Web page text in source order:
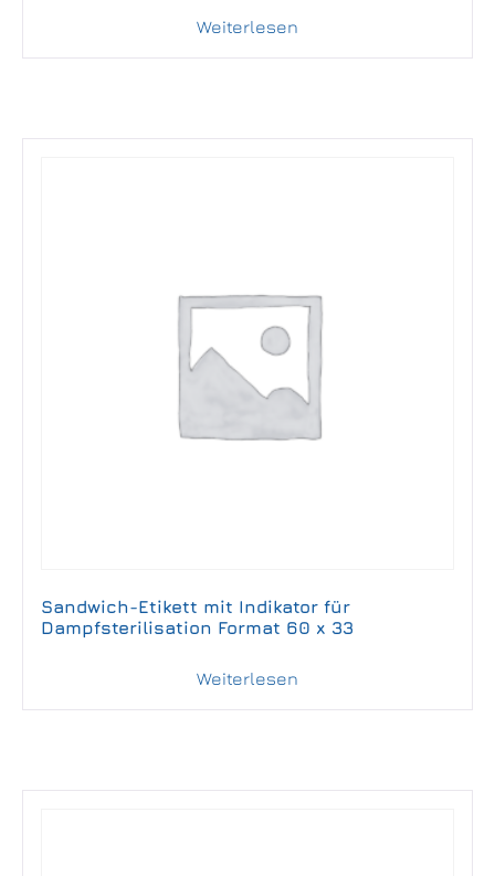
Weiterlesen
Sandwich-Etikett mit Indikator für
Dampfsterilisation Format 60 x 33
Weiterlesen